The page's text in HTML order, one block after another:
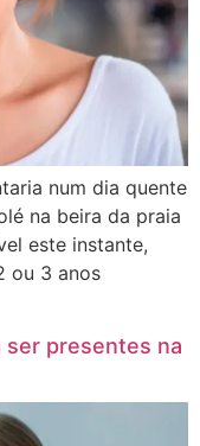
num dia quente
na beira da praia
este instante,
ou 3 anos
ser presentes na